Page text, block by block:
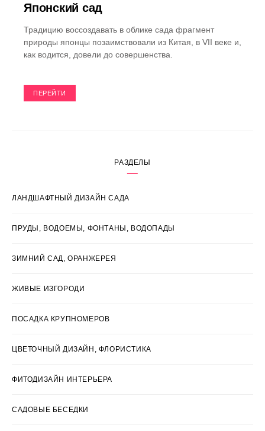
Японский сад
Традицию воссоздавать в облике сада фрагмент
природы японцы позаимствовали из Китая, в VII веке и,
как водится, довели до совершенства.
ПЕРЕЙТИ
РАЗДЕЛЫ
ЛАНДШАФТНЫЙ ДИЗАЙН САДА
ПРУДЫ, ВОДОЕМЫ, ФОНТАНЫ, ВОДОПАДЫ
ЗИМНИЙ САД, ОРАНЖЕРЕЯ
ЖИВЫЕ ИЗГОРОДИ
ПОСАДКА КРУПНОМЕРОВ
ЦВЕТОЧНЫЙ ДИЗАЙН, ФЛОРИСТИКА
ФИТОДИЗАЙН ИНТЕРЬЕРА
САДОВЫЕ БЕСЕДКИ